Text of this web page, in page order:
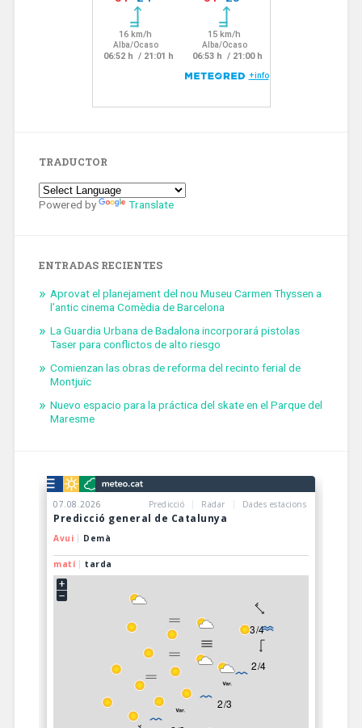
TRADUCTOR
Powered by Translate
ENTRADAS RECIENTES
Aprovat el planejament del nou Museu Carmen Thyssen a
l’antic cinema Comèdia de Barcelona
La Guardia Urbana de Badalona incorporará pistolas
Taser para conflictos de alto riesgo
Comienzan las obras de reforma del recinto ferial de
Montjuïc
Nuevo espacio para la práctica del skate en el Parque del
Maresme